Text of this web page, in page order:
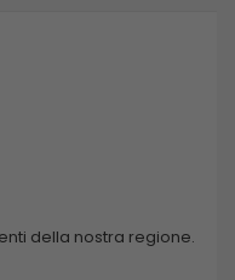
della nostra regione.